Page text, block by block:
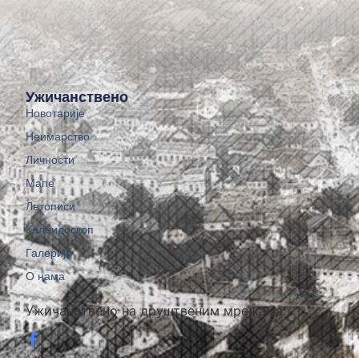
Ужичанствено на друштвеним мрежама:
Ужичанствено
Новотарије
Неимарство
Личности
Мапе
Летописи
Калеидоскоп
Галерије
О нама